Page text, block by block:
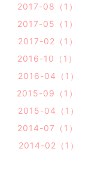
2017-08（1）
2017-05（1）
2017-02（1）
2016-10（1）
2016-04（1）
2015-09（1）
2015-04（1）
2014-07（1）
2014-02（1）